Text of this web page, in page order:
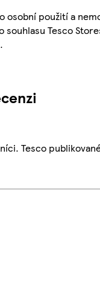
osobní použití a
souhlasu Tesco
Tesco